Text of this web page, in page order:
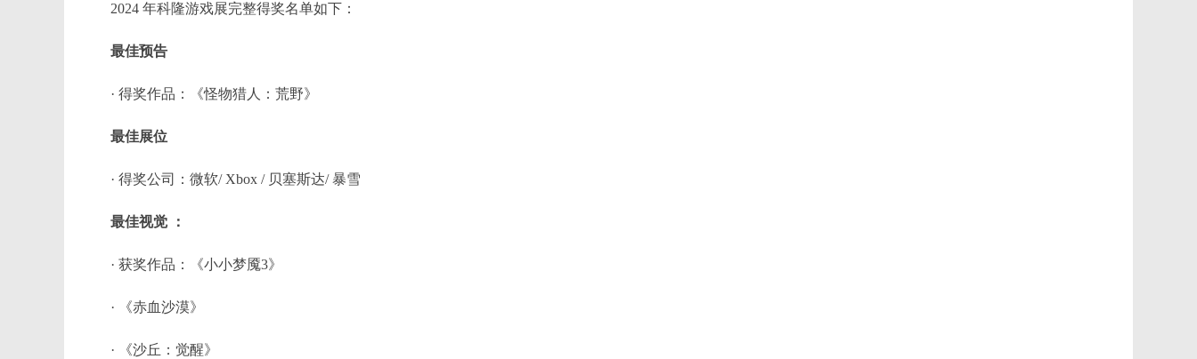
2024 年科隆游戏展完整得奖名单如下：
最佳预告
· 得奖作品：《怪物猎人：荒野》
最佳展位
· 得奖公司：微软/ Xbox / 贝塞斯达/ 暴雪
最佳视觉 ：
· 获奖作品：《小小梦魇3》
· 《赤血沙漠》
· 《沙丘：觉醒》